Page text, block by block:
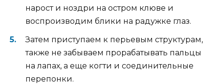
нарост и ноздри на остром клюве и
воспроизводим блики на радужке глаз.
Затем приступаем к перьевым структурам,
также не забываем прорабатывать пальцы
на лапах, а еще когти и соединительные
перепонки.